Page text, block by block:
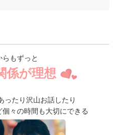
もずっと
係が理想
ったり沢山お話したり
々の時間も大切にできる